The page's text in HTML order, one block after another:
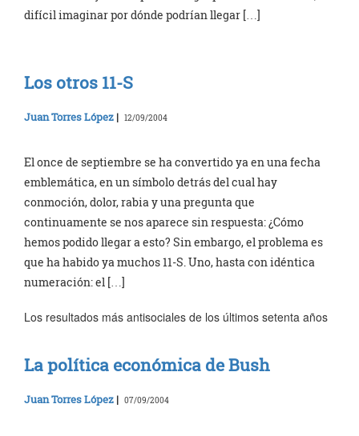
difícil imaginar por dónde podrían llegar […]
Los otros 11-S
Juan Torres López | 12/09/2004
El once de septiembre se ha convertido ya en una fecha
emblemática, en un símbolo detrás del cual hay
conmoción, dolor, rabia y una pregunta que
continuamente se nos aparece sin respuesta: ¿Cómo
hemos podido llegar a esto? Sin embargo, el problema es
que ha habido ya muchos 11-S. Uno, hasta con idéntica
numeración: el […]
Los resultados más antisociales de los últimos setenta años
La política económica de Bush
Juan Torres López | 07/09/2004